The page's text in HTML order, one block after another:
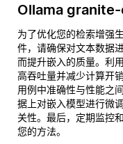
Ollama
为了优化您的检索增强
件，请确保对文本数据
而提升嵌入的质量。利
高吞吐量并减少计算开
用例中准确性与性能之
据上对嵌入模型进行微
关性。最后，定期监控
您的方法。